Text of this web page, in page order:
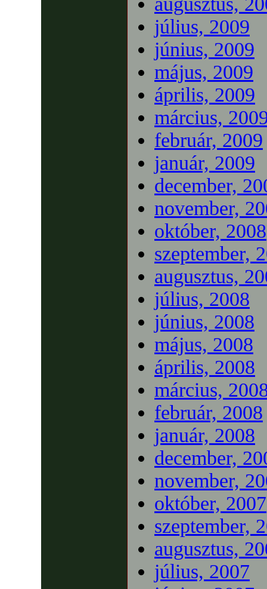
július, 2009
június, 2009
május, 2009
április, 2009
március,
február, 2009
január, 2009
december,
november,
október, 2008
szeptember,
augusztus,
július, 2008
június, 2008
május, 2008
április, 2008
március,
február, 2008
január, 2008
december,
november,
október, 2007
szeptember,
augusztus,
július, 2007